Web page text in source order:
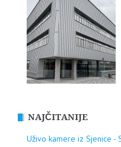
NAJČITANIJE
Uživo kamere iz Sjenice -